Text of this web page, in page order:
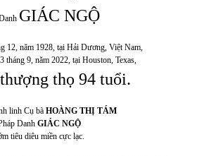
GIÁC NGỘ
12, năm 1928, tại Hải Dương, Việt Nam,
tháng 9, năm 2022, tại Houston, Texas,
thọ 94 tuổi.
linh Cụ bà HOÀNG THỊ TÁM
Danh GIÁC NGỘ
tiêu diêu miền cực lạc.